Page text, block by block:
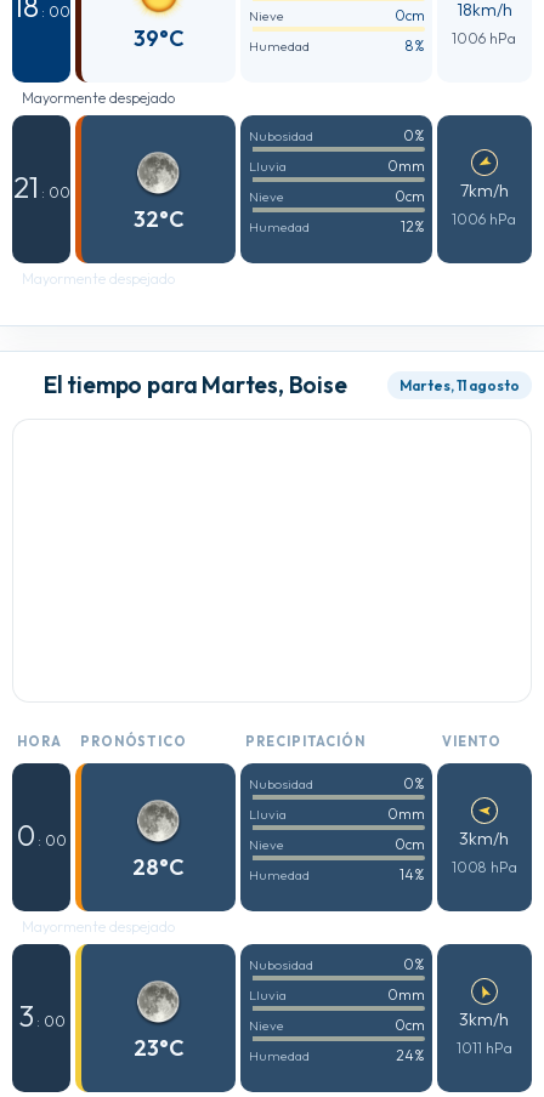
: 00
39°C
Nieve 0cm
Humedad 8%
18km/h
1006 hPa
Mayormente despejado
21 : 00
32°C
Nubosidad 0%
Lluvia 0mm
Nieve 0cm
Humedad 12%
7km/h
1006 hPa
Mayormente despejado
El tiempo para Martes, Boise Martes, 11 agosto
HORA PRONÓSTICO PRECIPITACIÓN VIENTO
0 : 00
28°C
Nubosidad 0%
Lluvia 0mm
Nieve 0cm
Humedad 14%
3km/h
1008 hPa
Mayormente despejado
3 : 00
23°C
Nubosidad 0%
Lluvia 0mm
Nieve 0cm
Humedad 24%
3km/h
1011 hPa